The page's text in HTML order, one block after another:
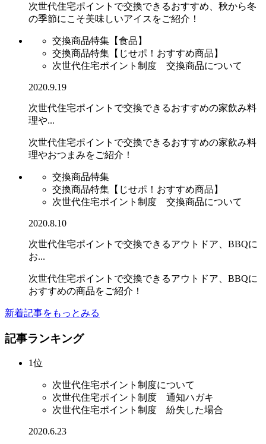
次世代住宅ポイントで交換できるおすすめ、秋から冬
の季節にこそ美味しいアイスをご紹介！
交換商品特集【食品】
交換商品特集【じせポ！おすすめ商品】
次世代住宅ポイント制度 交換商品について
2020.9.19
次世代住宅ポイントで交換できるおすすめの家飲み料
理や...
次世代住宅ポイントで交換できるおすすめの家飲み料
理やおつまみをご紹介！
交換商品特集
交換商品特集【じせポ！おすすめ商品】
次世代住宅ポイント制度 交換商品について
2020.8.10
次世代住宅ポイントで交換できるアウトドア、BBQに
お...
次世代住宅ポイントで交換できるアウトドア、BBQに
おすすめの商品をご紹介！
新着記事をもっとみる
記事ランキング
1位
次世代住宅ポイント制度について
次世代住宅ポイント制度 通知ハガキ
次世代住宅ポイント制度 紛失した場合
2020.6.23